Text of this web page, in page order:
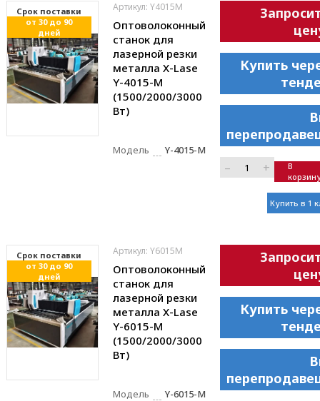
Cрок поставки
от 30 до 90
дней
Артикул: Y4015M
Оптоволоконный
станок для
лазерной резки
металла X-Lase
Y-4015-M
(1500/2000/3000
Вт)
Модель Y-4015-M
Купить
– +
В
Купить в 1
Cрок поставки
от 30 до 90
дней
Артикул: Y6015M
Оптоволоконный
станок для
лазерной резки
металла X-Lase
Y-6015-M
(1500/2000/3000
Вт)
Модель Y-6015-M
Купить